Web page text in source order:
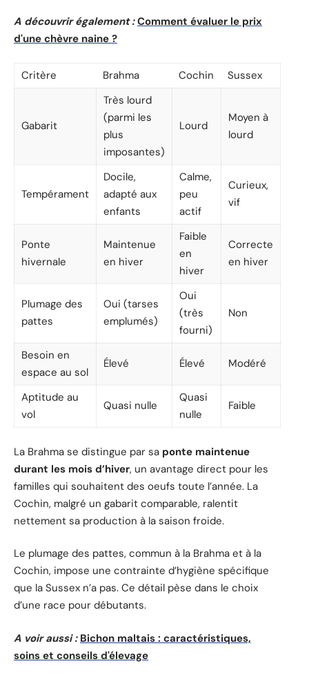
A découvrir également : Comment évaluer le prix
d'une chèvre naine ?
Critère Brahma Cochin Sussex
Gabarit
Très lourd
(parmi les
plus
imposantes)
Lourd
Moyen à
lourd
Tempérament
Docile,
adapté aux
enfants
Calme,
peu
actif
Curieux,
vif
Ponte
hivernale
Maintenue
en hiver
Faible
en
hiver
Correcte
en hiver
Plumage des
pattes
Oui (tarses
emplumés)
Oui
(très
fourni)
Non
Besoin en
espace au sol
Élevé Élevé Modéré
Aptitude au
vol
Quasi nulle
Quasi
nulle
Faible
La Brahma se distingue par sa ponte maintenue
durant les mois d’hiver, un avantage direct pour les
familles qui souhaitent des oeufs toute l’année. La
Cochin, malgré un gabarit comparable, ralentit
nettement sa production à la saison froide.
Le plumage des pattes, commun à la Brahma et à la
Cochin, impose une contrainte d’hygiène spécifique
que la Sussex n’a pas. Ce détail pèse dans le choix
d’une race pour débutants.
A voir aussi : Bichon maltais : caractéristiques,
soins et conseils d'élevage